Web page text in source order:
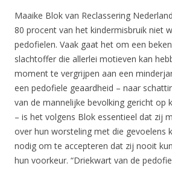
Maaike Blok van Reclassering
80 procent van het kindermisbruik niet
pedofielen. Vaak gaat het om een
slachtoffer die allerlei motieven kan
moment te vergrijpen aan een
een pedofiele geaardheid – naar
van de mannelijke bevolking gericht op
– is het volgens Blok essentieel dat zij
over hun worsteling met die gevoelens
nodig om te accepteren dat zij nooit
hun voorkeur. “Driekwart van de